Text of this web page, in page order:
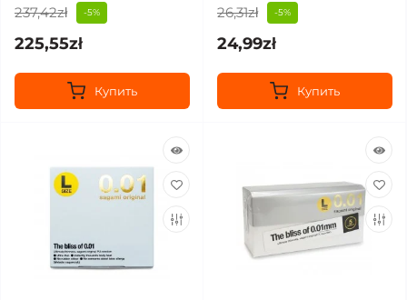
237,42zł -5%
225,55zł
Купить
26,31zł -5%
24,99zł
Купить